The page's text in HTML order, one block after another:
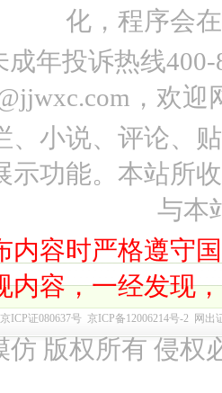
化，程序会
年投诉热线
，欢
、小说、评论、
示功能。本站所
与本
内容时严格遵守
内容，一经发现
京ICP证080637号 京ICP备12006214号-2 网出
仿 版权所有 侵权